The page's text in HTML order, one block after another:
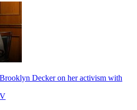
Decker on her activism with